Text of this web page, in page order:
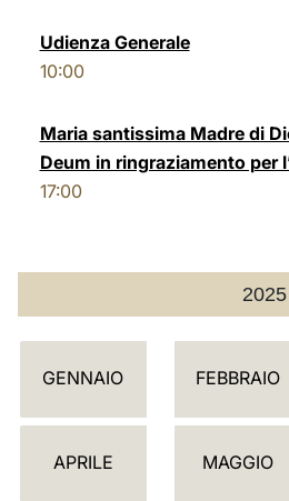
Udienza Generale
10:00
Maria santissima Madre di
Deum in ringraziamento per
17:00
2025
C
L
GENNAIO FEBBRAIO
APRILE MAGGIO